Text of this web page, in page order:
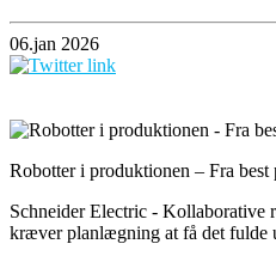
06.jan 2026
Robotter i produktionen – Fra
Schneider Electric - Kollaborative
kræver planlægning at få det fulde